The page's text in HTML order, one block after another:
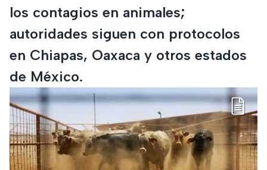
los contagios en animales;
autoridades siguen con protocolos
en Chiapas, Oaxaca y otros estados
de México.